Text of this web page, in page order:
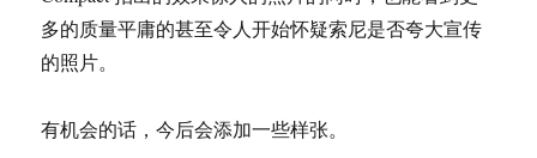
多的质量平庸的甚至令人开始怀疑索尼是否夸大宣传
的照片。
有机会的话，今后会添加一些样张。